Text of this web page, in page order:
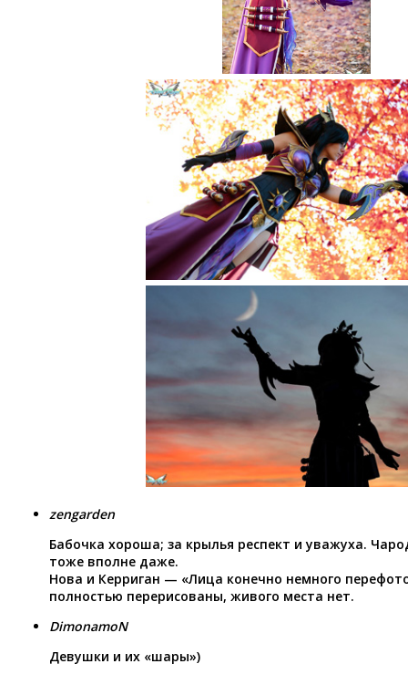
zengarden
Бабочка хороша; за крылья респект и уважуха.
тоже вполне даже.
Нова и Керриган — «Лица конечно немного
полностью перерисованы, живого места нет.
DimonamoN
Девушки и их «шары»)